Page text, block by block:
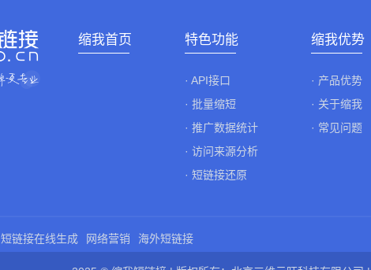
缩我首页 特色功能
· API接口
· 批量缩短
· 推广数据统计
· 访问来源分析
· 短链接还原
缩我优势
· 产品优势
· 关于缩我
· 常见问题
短链接在线生成 网络营销 海外短链接